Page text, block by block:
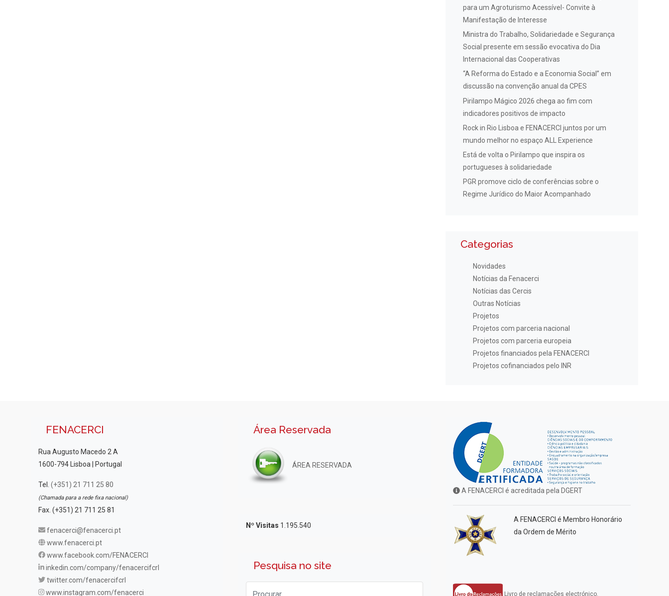
para um Agroturismo Acessível- Convite à
Manifestação de Interesse
Ministra do Trabalho, Solidariedade e Segurança
Social presente em sessão evocativa do Dia
Internacional das Cooperativas
“A Reforma do Estado e a Economia Social” em
discussão na convenção anual da CPES
Pirilampo Mágico 2026 chega ao fim com
indicadores positivos de impacto
Rock in Rio Lisboa e FENACERCI juntos por um
mundo melhor no espaço ALL Experience
Está de volta o Pirilampo que inspira os
portugueses à solidariedade
PGR promove ciclo de conferências sobre o
Regime Jurídico do Maior Acompanhado
Categorias
Novidades
Notícias da Fenacerci
Notícias das Cercis
Outras Notícias
Projetos
Projetos com parceria nacional
Projetos com parceria europeia
Projetos financiados pela FENACERCI
Projetos cofinanciados pelo INR
FENACERCI
Rua Augusto Macedo 2 A
1600-794 Lisboa | Portugal
Tel. (+351) 21 711 25 80
(Chamada para a rede fixa nacional)
Fax. (+351) 21 711 25 81
fenacerci@fenacerci.pt
www.fenacerci.pt
www.facebook.com/FENACERCI
inkedin.com/company/fenacercifcrl
twitter.com/fenacercifcrl
www.instagram.com/fenacerci
Área Reservada
ÁREA RESERVADA
Nº Visitas 1.195.540
Pesquisa no site
A FENACERCI é acreditada pela DGERT
A FENACERCI é Membro Honorário
da Ordem de Mérito
Livro de reclamações electrónico.